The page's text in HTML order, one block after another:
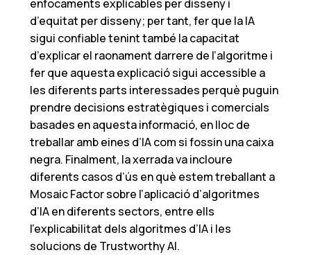
enfocaments explicables per disseny i
d’equitat per disseny; per tant, fer que la IA
sigui confiable tenint també la capacitat
d’explicar el raonament darrere de l’algoritme i
fer que aquesta explicació sigui accessible a
les diferents parts interessades perquè puguin
prendre decisions estratègiques i comercials
basades en aquesta informació, en lloc de
treballar amb eines d’IA com si fossin una caixa
negra. Finalment, la xerrada va incloure
diferents casos d’ús en què estem treballant a
Mosaic Factor sobre l’aplicació d’algoritmes
d’IA en diferents sectors, entre ells
l’explicabilitat dels algoritmes d’IA i les
solucions de Trustworthy AI.